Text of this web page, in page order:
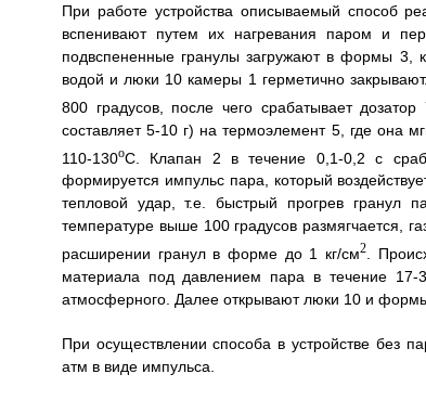
При работе устройства описываемый способ
вспенивают путем их нагревания паром и
подвспененные гранулы загружают в формы 3,
водой и люки 10 камеры 1 герметично
800 градусов, после чего срабатывает
составляет 5-10 г) на термоэлемент 5, где она
110-130oC. Клапан 2 в течение 0,1-0,2 с
формируется импульс пара, который
тепловой удар, т.е. быстрый прогрев гранул
температуре выше 100 градусов размягчается,
расширении гранул в форме до 1 кг/см2.
материала под давлением пара в течение
атмосферного. Далее открывают люки 10 и
При осуществлении способа в устройстве без
атм в виде импульса.